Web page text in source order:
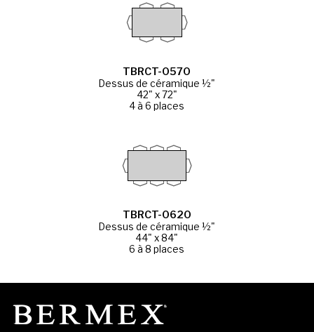
TBRCT-0570
Dessus de céramique ½"
42" x 72"
4 à 6 places
TBRCT-0620
Dessus de céramique ½"
44" x 84"
6 à 8 places